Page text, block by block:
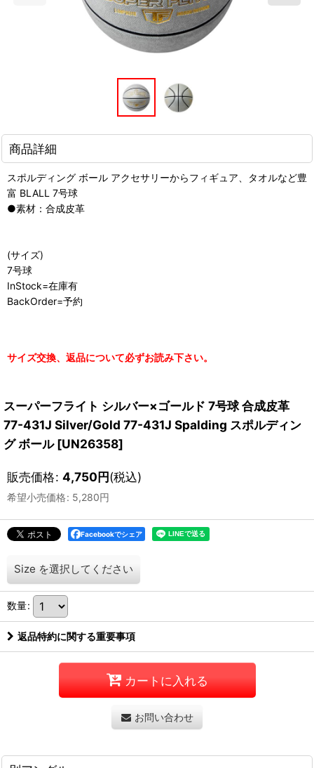
商品詳細
スポルディング ボール アクセサリーからフィギュア、タオルなど豊
富 BLALL 7号球
●素材：合成皮革
(サイズ)
7号球
InStock=在庫有
BackOrder=予約
サイズ交換、返品について必ずお読み下さい。
スーパーフライト シルバー×ゴールド 7号球 合成皮革
77-431J Silver/Gold 77-431J Spalding スポルディン
グ ボール [UN26358]
販売価格: 4,750円(税込)
希望小売価格: 5,280円
Facebookでシェア
Size を選択してください
数量:
返品特約に関する重要事項
カートに入れる
お問い合わせ